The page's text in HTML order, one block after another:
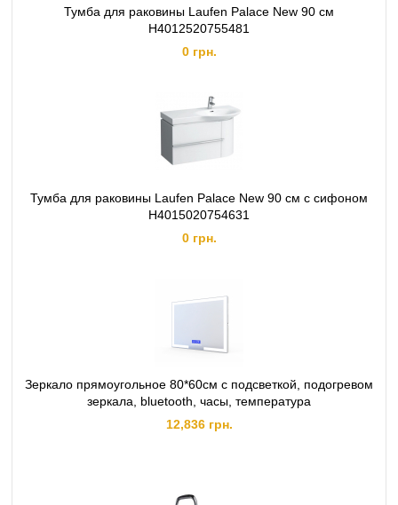
Тумба для раковины Laufen Palace New 90 см
H4012520755481
0 грн.
Тумба для раковины Laufen Palace New 90 см с сифоном
H4015020754631
0 грн.
Зеркало прямоугольное 80*60см с подсветкой, подогревом
зеркала, bluetooth, часы, температура
12,836 грн.